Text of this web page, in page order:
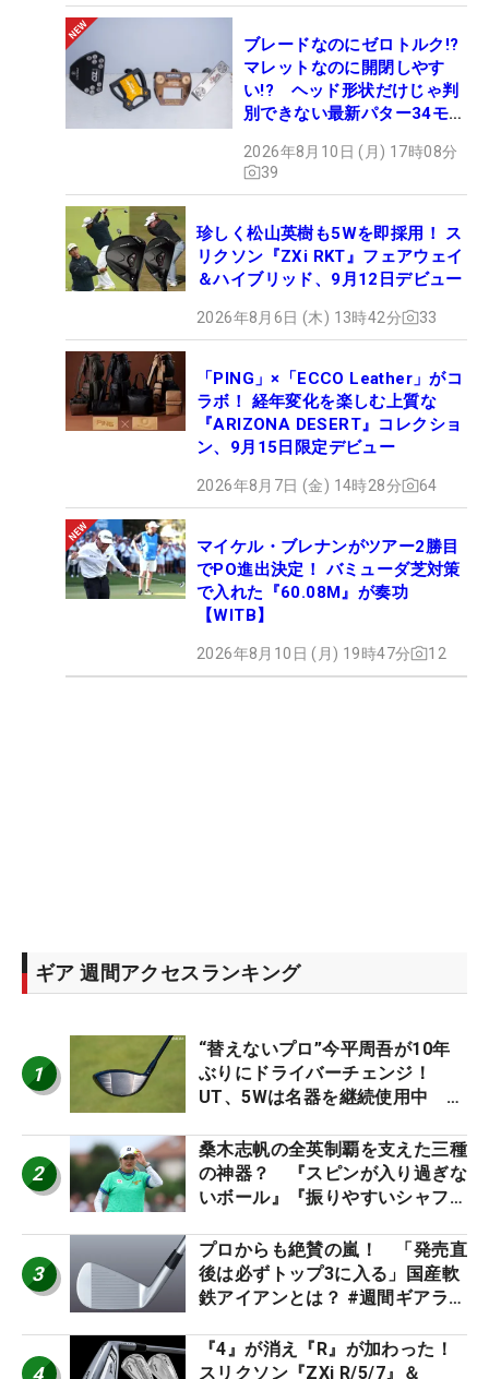
ブレードなのにゼロトルク!?
マレットなのに開閉しやす
い!? ヘッド形状だけじゃ判
別できない最新パター34モデ
#ギアカタログ2026
2026年8月10日 (月) 17時08分
39
珍しく松山英樹も5Wを即採用！ ス
リクソン『ZXi RKT』フェアウェイ
＆ハイブリッド、9月12日デビュー
2026年8月6日 (木) 13時42分 33
「PING」×「ECCO Leather」がコ
ラボ！ 経年変化を楽しむ上質な
『ARIZONA DESERT』コレクショ
ン、9月15日限定デビュー
2026年8月7日 (金) 14時28分 64
マイケル・ブレナンがツアー2勝目
でPO進出決定！ バミューダ芝対策
で入れた『60.08M』が奏功
【WITB】
2026年8月10日 (月) 19時47分 12
ギア 週間アクセスランキング
1
“替えないプロ”今平周吾が10年
ぶりにドライバーチェンジ！
UT、5Wは名器を継続使用中 #
2
桑木志帆の全英制覇を支えた三種
の神器？ 『スピンが入り過ぎな
いボール』『振りやすいシャフ
ー』 #女子プロセッティング
3
プロからも絶賛の嵐！ 「発売直
後は必ずトップ3に入る」国産軟
鉄アイアンとは？ #週間ギアラン
4
『4』が消え『R』が加わった！
スリクソン『ZXi R/5/7』＆